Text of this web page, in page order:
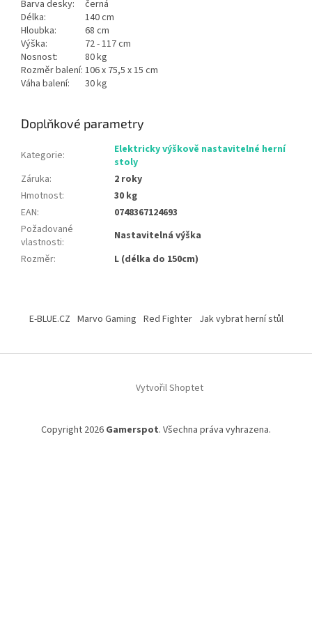
Barva desky:
černá
Délka:
140 cm
Hloubka:
68 cm
Výška:
72 - 117 cm
Nosnost:
80 kg
Rozměr balení: 106 x 75,5 x 15 cm
Váha balení:
30 kg
Doplňkové parametry
Kategorie:
Elektricky výškově nastavitelné herní
stoly
Záruka:
2 roky
Hmotnost:
30 kg
EAN:
0748367124693
Požadované
vlastnosti:
Nastavitelná výška
Rozměr: L (délka do 150cm)
E-BLUE.CZ Marvo Gaming Red Fighter Jak vybrat herní stůl
Vytvořil Shoptet
Copyright 2026 Gamerspot. Všechna práva vyhrazena.